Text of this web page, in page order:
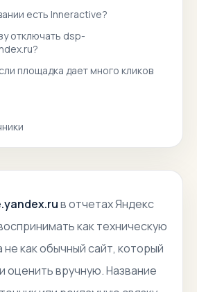
есть Inneractive?
отключать dsp-
площадка дает много кликов
в отчетах Яндекс
как техническую
как обычный сайт, который
оценить вручную. Название